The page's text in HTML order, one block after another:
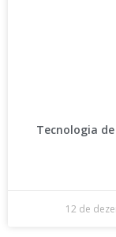
Tecnologia
12 de